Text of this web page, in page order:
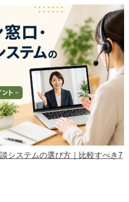
システムの選び方｜比較すべき7